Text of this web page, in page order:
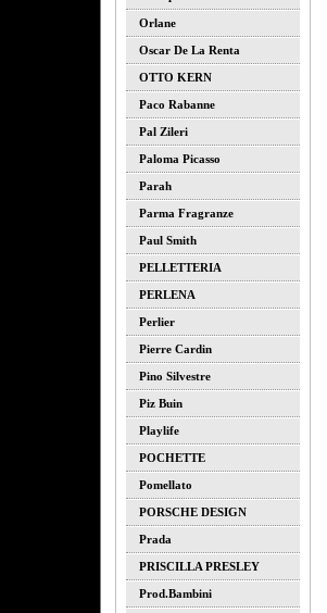
Orlane
Oscar De La Renta
OTTO KERN
Paco Rabanne
Pal Zileri
Paloma Picasso
Parah
Parma Fragranze
Paul Smith
PELLETTERIA
PERLENA
Perlier
Pierre Cardin
Pino Silvestre
Piz Buin
Playlife
POCHETTE
Pomellato
PORSCHE DESIGN
Prada
PRISCILLA PRESLEY
Prod.bambini